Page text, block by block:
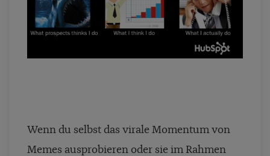
Wenn du selbst das virale Momentum von
Memes ausprobieren oder sie im Rahmen